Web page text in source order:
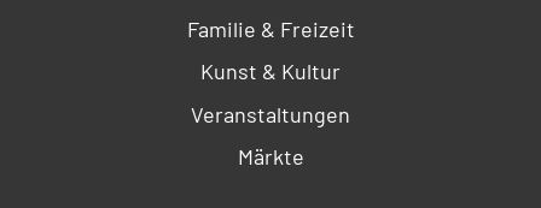
Familie & Freizeit
Kunst & Kultur
Veranstaltungen
Märkte